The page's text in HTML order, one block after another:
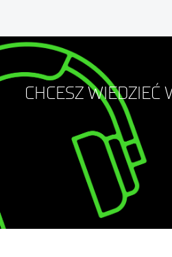
CHCESZ WIEDZIEĆ